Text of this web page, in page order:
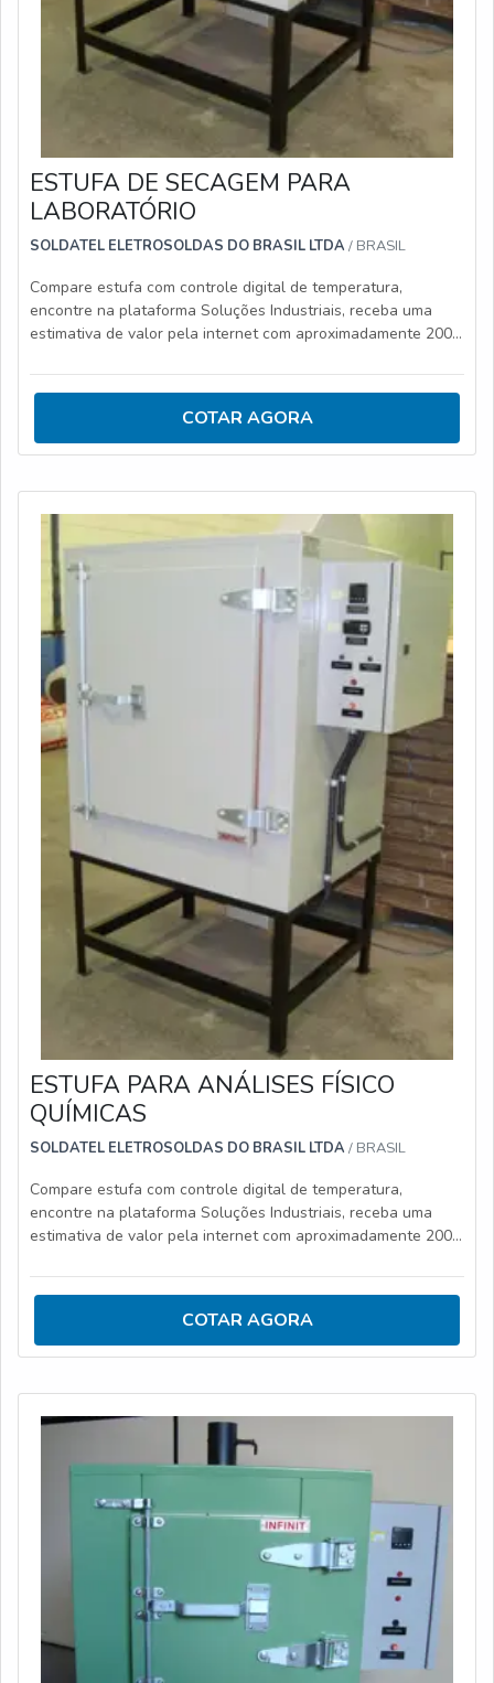
ESTUFA DE SECAGEM PARA
LABORATÓRIO
SOLDATEL ELETROSOLDAS DO BRASIL LTDA / BRASIL
Compare estufa com controle digital de temperatura,
encontre na plataforma Soluções Industriais, receba uma
estimativa de valor pela internet com aproximadamente 200
COTAR AGORA
ESTUFA PARA ANÁLISES FÍSICO
QUÍMICAS
SOLDATEL ELETROSOLDAS DO BRASIL LTDA / BRASIL
Compare estufa com controle digital de temperatura,
encontre na plataforma Soluções Industriais, receba uma
estimativa de valor pela internet com aproximadamente 200
COTAR AGORA